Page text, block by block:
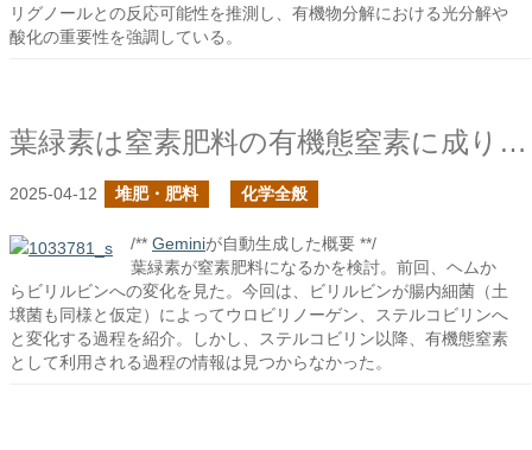
リグノールとの反応可能性を推測し、有機物分解における光分解や
酸化の重要性を強調している。
葉緑素は窒素肥料の有機態窒素に成り得るか？の続き
2025-04-12 堆肥・肥料 化学全般
/** Geminiが自動生成した概要 **/
葉緑素が窒素肥料になるかを検討。前回、ヘムか
らビリルビンへの変化を見た。今回は、ビリルビンが腸内細菌（土
壌菌も同様と仮定）によってウロビリノーゲン、ステルコビリンへ
と変化する過程を紹介。しかし、ステルコビリン以降、有機態窒素
として利用される過程の情報は見つからなかった。